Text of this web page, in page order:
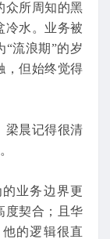
众所周知的黑
冷水。业务被
“流浪期”的岁
，但始终觉得
梁晨记得很清
业务边界更
度契合；且华
的逻辑很直